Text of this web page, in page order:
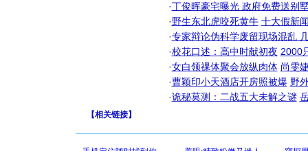
·丁俊晖豪宅曝光 政府免费送别
·野生东北虎咬死黄牛 十大假新
·专家辩论伪科学废留现场混乱
·校花口述：高中时献初夜 2000
·女白领祼体聚会放纵肉体 尚雯
·曹颖印小天酒店开房照被爆 野
·诡秘莫测：二战五大未解之谜
【相关链接】